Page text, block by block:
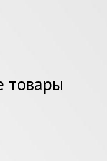
товары